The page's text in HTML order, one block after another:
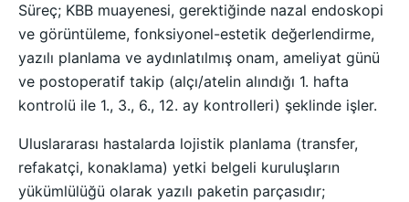
Süreç; KBB muayenesi, gerektiğinde nazal endoskopi
ve görüntüleme, fonksiyonel-estetik değerlendirme,
yazılı planlama ve aydınlatılmış onam, ameliyat günü
ve postoperatif takip (alçı/atelin alındığı 1. hafta
kontrolü ile 1., 3., 6., 12. ay kontrolleri) şeklinde işler.
Uluslararası hastalarda lojistik planlama (transfer,
refakatçi, konaklama) yetki belgeli kuruluşların
yükümlülüğü olarak yazılı paketin parçasıdır;